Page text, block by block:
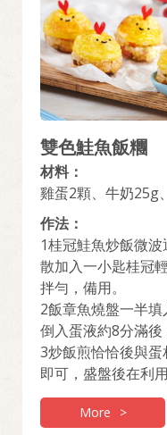
雙色鮭魚飯糰
材料：
雞蛋2顆、牛奶25g
炒飯1盒、桂冠輕沙
作法：
1桂冠鮭魚炒飯微
散加入一小匙桂冠
拌勻，備用。
2飯章魚燒盤一半
倒入蛋液約8分滿後
3炒飯煎恰恰後與
即可，盛盤後在利
More >